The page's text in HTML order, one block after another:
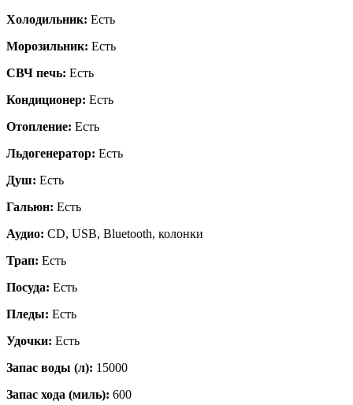
Холодильник: Есть
Морозильник: Есть
СВЧ печь: Есть
Кондиционер: Есть
Отопление: Есть
Льдогенератор: Есть
Душ: Есть
Гальюн: Есть
Аудио: CD, USB, Bluetooth, колонки
Трап: Есть
Посуда: Есть
Пледы: Есть
Удочки: Есть
Запас воды (л): 15000
Запас хода (миль): 600